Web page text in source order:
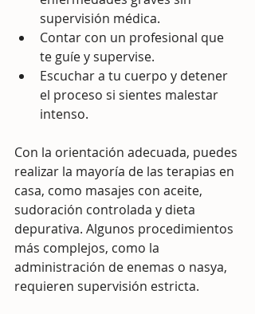
supervisión médica.
Contar con un profesional que
te guíe y supervise.
Escuchar a tu cuerpo y detener
el proceso si sientes malestar
intenso.
Con la orientación adecuada, puedes
realizar la mayoría de las terapias en
casa, como masajes con aceite,
sudoración controlada y dieta
depurativa. Algunos procedimientos
más complejos, como la
administración de enemas o nasya,
requieren supervisión estricta.